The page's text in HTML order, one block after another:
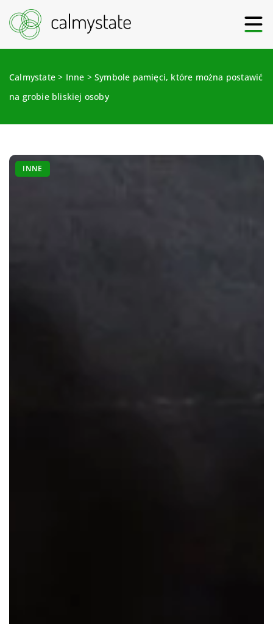
Calmystate > Inne >Symbole pamięci, które można postawić
na grobie bliskiej osoby
INNE